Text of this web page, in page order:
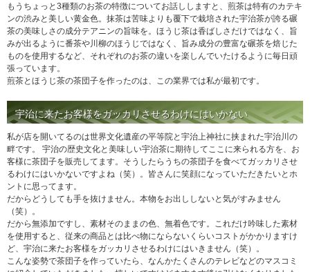
もうちょっと3種類のお茶の特徴についてお話ししますと、煎茶は特有のカテキ
ンの渋みと美しい黄金色。抹茶は苦味よりも覆下で栽培された宇治茶が誇る碾
茶の美味しさの成分テアニンの旨味を。ほうじ茶は香ばしさだけではなく、旨
みが出るように番茶や川柳のほうじではなく、旨み成分の豊富な碾茶を焙じた
ものを使用するなど、それぞれのお茶の違いを楽しんでいたけるように毎日頑
張っています。
煎茶とほうじ茶の茶団子を作ったのは、この業界では私が最初です。
宇治に来たお客様をガッカリさせるわけにはいかない
私が店を開いてるのは世界文化遺産の平等院と宇治上神社に挟まれた宇治川の
畔です。 宇治の歴史文化と美味しい宇治茶に期待してここに来られる方を、お
客様に茶団子を販売してます。そうしたらうちの茶団子を食べてガッカリさせ
るわけにはいかないですよね（笑）。皆さんに笑顔になっていただきたいとホ
ントに思ってます。
だからどうしても手を抜けません。本物をお出ししないと気がすみません
（笑）。
だから無添加ですし、素材そのままの色、無着色です。これだけ吟味した素材
を使用すると、従来の商品とは比べ物にならないくらいコストがかかりますけ
ど、宇治に来たお客様をガッカリさせるわけにはいきません（笑）。
こんな姿勢で茶団子を作っていたら、なんかたくさんのテレビなどのマスコミ